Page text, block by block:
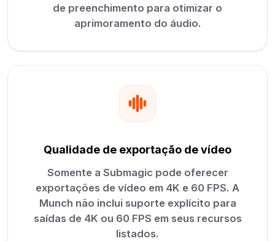
de preenchimento para otimizar o
aprimoramento do áudio.
Qualidade de exportação de vídeo
Somente a Submagic pode oferecer
exportações de vídeo em 4K e 60 FPS. A
Munch não inclui suporte explícito para
saídas de 4K ou 60 FPS em seus recursos
listados.